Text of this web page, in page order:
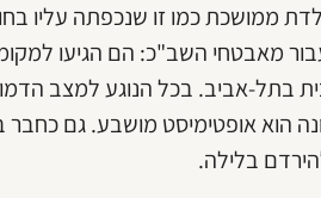
ממושכת כמו זו שנכפתה עליו
מאבטחי השב"כ: הם הגיעו
בתל-אביב. בכל הנוגע למצב
הוא אופטימיסט מושבע. גם כחבר